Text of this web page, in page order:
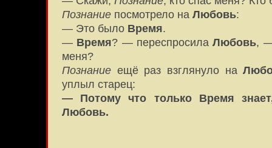
Познание посмотрело на Любовь:
— Это было Время.
— Время? — переспросилаЛюбовь,
меня?
Познание ещё раз взглянуло на
уплыл старец:
— Потому что только Время
Любовь.